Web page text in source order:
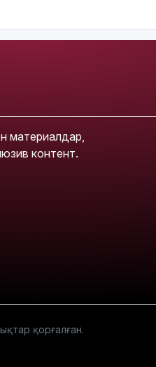
материалдар,
контент.
қорғалған.